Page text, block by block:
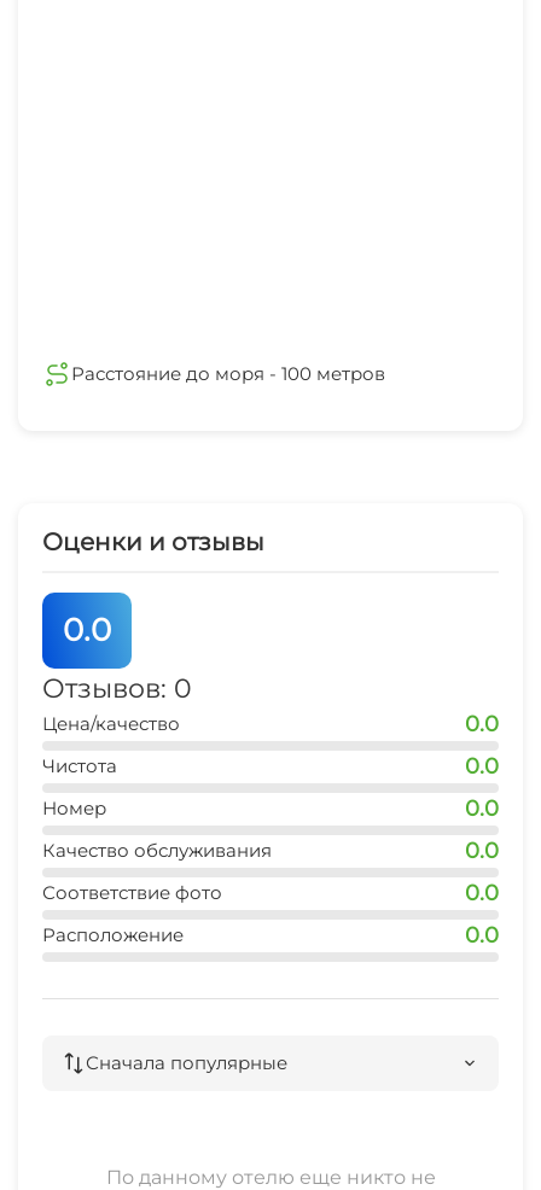
Расстояние до моря - 100 метров
Оценки и отзывы
0.0
Отзывов: 0
Цена/качество 0.0
Чистота 0.0
Номер 0.0
Качество обслуживания 0.0
Соответствие фото 0.0
Расположение 0.0
Сначала популярные
По данному отелю еще никто не